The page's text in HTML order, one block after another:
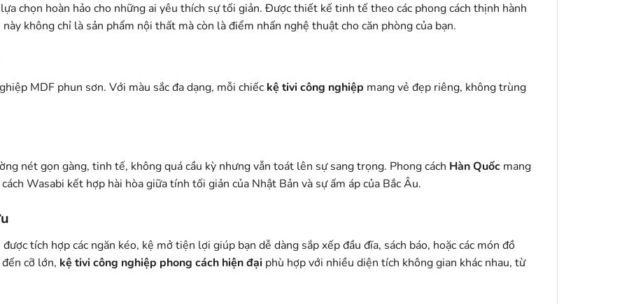
chọn hoàn hảo cho những ai yêu thích sự tối giản. Được thiết kế tinh tế theo các phong cách thịnh hành
không chỉ là sản phẩm nội thất mà còn là điểm nhấn nghệ thuật cho căn phòng của bạn.
MDF phun sơn. Với màu sắc đa dạng, mỗi chiếc kệ tivi công nghiệp mang vẻ đẹp riêng, không trùng
nét gọn gàng, tinh tế, không quá cầu kỳ nhưng vẫn toát lên sự sang trọng. Phong cách Hàn Quốc mang
Wasabi kết hợp hài hòa giữa tính tối giản của Nhật Bản và sự ấm áp của Bắc Âu.
tích hợp các ngăn kéo, kệ mở tiện lợi giúp bạn dễ dàng sắp xếp đầu đĩa, sách báo, hoặc các món đồ
cỡ lớn, kệ tivi công nghiệp phong cách hiện đại phù hợp với nhiều diện tích không gian khác nhau, từ